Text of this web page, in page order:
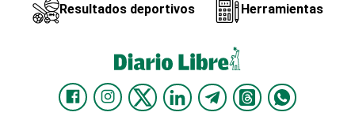
Resultados deportivos Herramientas